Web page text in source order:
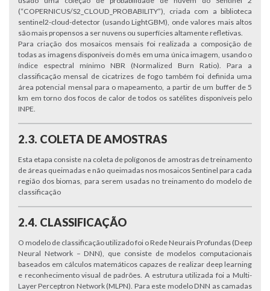
(“COPERNICUS/S2_CLOUD_PROBABILITY”), criada com a biblioteca
sentinel2-cloud-detector (usando LightGBM), onde valores mais altos
são mais propensos a ser nuvens ou superfícies altamente refletivas.
Para criação dos mosaicos mensais foi realizada a composição de
todas as imagens disponíveis do mês em uma única imagem, usando o
índice espectral mínimo NBR (Normalized Burn Ratio). Para a
classificação mensal de cicatrizes de fogo também foi definida uma
área potencial mensal para o mapeamento, a partir de um buffer de 5
km em torno dos focos de calor de todos os satélites disponíveis pelo
INPE.
2.3. COLETA DE AMOSTRAS
Esta etapa consiste na coleta de polígonos de amostras de treinamento
de áreas queimadas e não queimadas nos mosaicos Sentinel para cada
região dos biomas, para serem usadas no treinamento do modelo de
classificação
2.4. CLASSIFICAÇÃO
O modelo de classificação utilizado foi o Rede Neurais Profundas (Deep
Neural Network – DNN), que consiste de modelos computacionais
baseados em cálculos matemáticos capazes de realizar deep learning
e reconhecimento visual de padrões. A estrutura utilizada foi a Multi-
Layer Perceptron Network (MLPN). Para este modelo DNN as camadas